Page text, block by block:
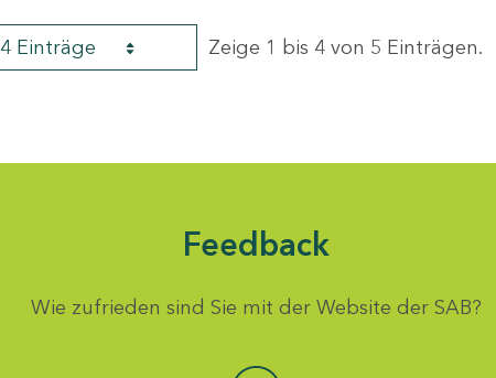
4 Einträge Zeige 1 bis 4 von 5 Einträgen.
Feedback
Wie zufrieden sind Sie mit der Website der SAB?